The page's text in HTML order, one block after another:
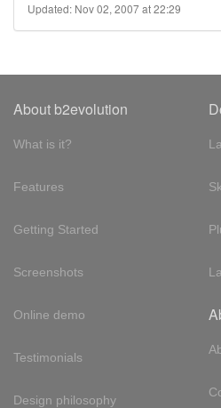
Updated: Nov 02, 2007 at 22:29
About b2evolution
What is it?
Features
Getting Started
Screenshots
Online demo
Testimonials
Design philosophy